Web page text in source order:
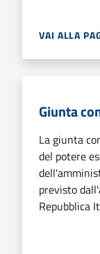
VAI ALLA
Giunta
La giunta
del potere
previsto
Repubblica